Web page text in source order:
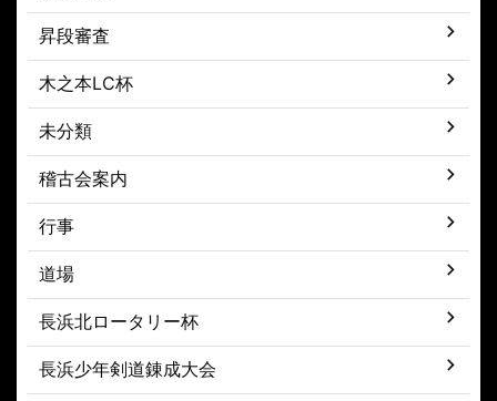
昇段審査
木之本LC杯
未分類
稽古会案内
行事
道場
長浜北ロータリー杯
長浜少年剣道錬成大会